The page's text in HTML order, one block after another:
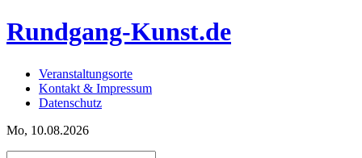
Rundgang-Kunst.de
Veranstaltungsorte
Kontakt & Impressum
Datenschutz
Mo, 10.08.2026